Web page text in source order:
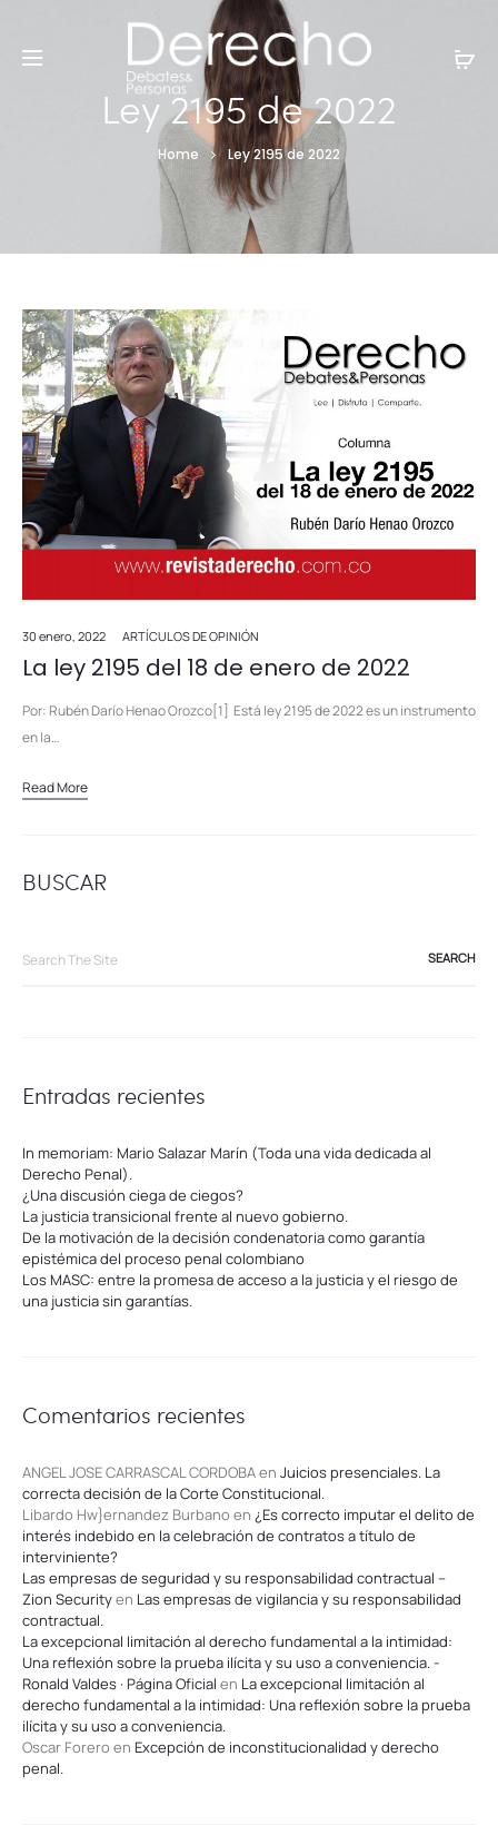
Ley 2195 de 2022
Home Ley 2195 de 2022
30 enero, 2022 ARTÍCULOS DE OPINIÓN
La ley 2195 del 18 de enero de 2022
Por: Rubén Darío Henao Orozco[1] Está ley 2195 de 2022 es un instrumento
en la…
Read More
BUSCAR
Entradas recientes
In memoriam: Mario Salazar Marín (Toda una vida dedicada al
Derecho Penal).
¿Una discusión ciega de ciegos?
La justicia transicional frente al nuevo gobierno.
De la motivación de la decisión condenatoria como garantía
epistémica del proceso penal colombiano
Los MASC: entre la promesa de acceso a la justicia y el riesgo de
una justicia sin garantías.
Comentarios recientes
ANGEL JOSE CARRASCAL CORDOBAen Juicios presenciales. La
correcta decisión de la Corte Constitucional.
Libardo Hw}ernandez Burbano en ¿Es correcto imputar el delito de
interés indebido en la celebración de contratos a título de
interviniente?
Las empresas de seguridad y su responsabilidad contractual –
Zion Securityen Las empresas de vigilancia y su responsabilidad
contractual.
La excepcional limitación al derecho fundamental a la intimidad:
Una reflexión sobre la prueba ilícita y su uso a conveniencia. -
Ronald Valdes · Página Oficial en La excepcional limitación al
derecho fundamental a la intimidad: Una reflexión sobre la prueba
ilícita y su uso a conveniencia.
Oscar Forero en Excepción de inconstitucionalidad y derecho
penal.